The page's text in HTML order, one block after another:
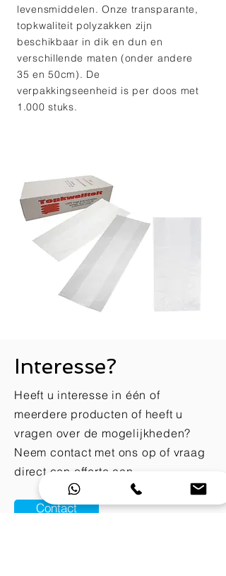
levensmiddelen. Onze transparante,
topkwaliteit polyzakken zijn
beschikbaar in dik en dun en
verschillende maten (onder andere
35 en 50cm). De
verpakkingseenheid is per doos met
1.000 stuks.
Interesse?
Heeft u interesse in één of
meerdere producten of heeft u
vragen over de mogelijkheden?
Neem contact met ons op of vraag
direct een offerte aan.
Contact